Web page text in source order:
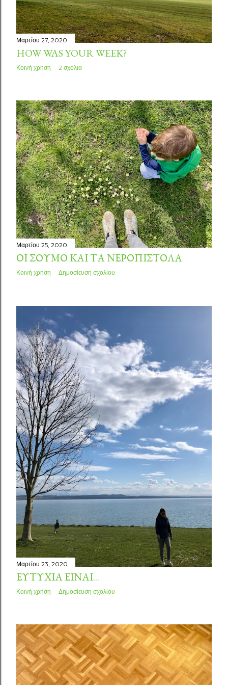
Μαρτίου 27, 2020
HOW WAS YOUR WEEK?
Κοινή χρήση 2 σχόλια
Μαρτίου 25, 2020
ΟΙ ΣΟΎΜΟ ΚΑΙ ΤΑ ΝΕΡΟΠΊΣΤΟΛΑ
Κοινή χρήση Δημοσίευση σχολίου
Μαρτίου 23, 2020
ΕΥΤΥΧΊΑ ΕΊΝΑΙ...
Κοινή χρήση Δημοσίευση σχολίου